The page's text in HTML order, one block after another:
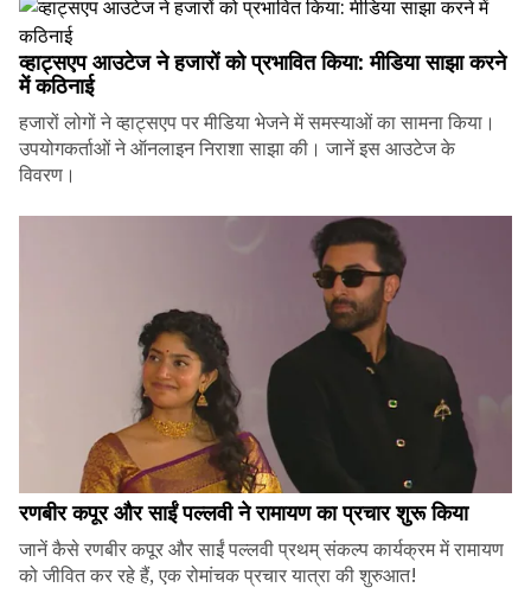
व्हाट्सएप आउटेज ने हजारों को प्रभावित किया: मीडिया साझा करने
में कठिनाई
हजारों लोगों ने व्हाट्सएप पर मीडिया भेजने में समस्याओं का सामना किया।
उपयोगकर्ताओं ने ऑनलाइन निराशा साझा की। जानें इस आउटेज के
विवरण।
रणबीर कपूर और साईं पल्लवी ने रामायण का प्रचार शुरू किया
जानें कैसे रणबीर कपूर और साईं पल्लवी प्रथम् संकल्प कार्यक्रम में रामायण
को जीवित कर रहे हैं, एक रोमांचक प्रचार यात्रा की शुरुआत!